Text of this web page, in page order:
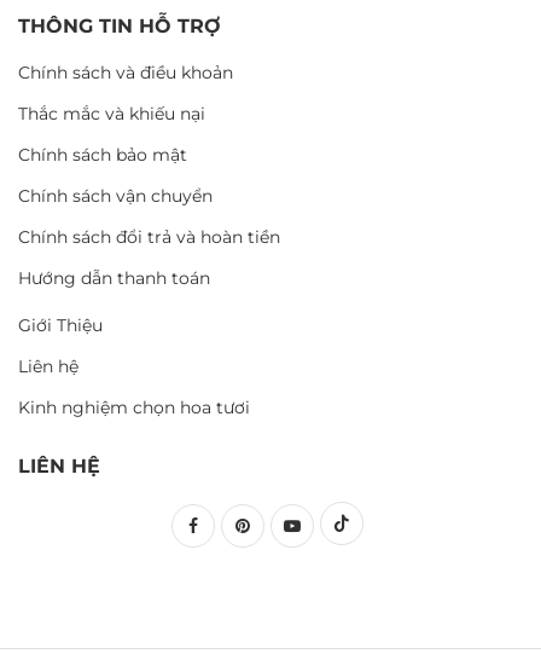
THÔNG TIN HỖ TRỢ
Chính sách và điều khoản
Thắc mắc và khiếu nại
Chính sách bảo mật
Chính sách vận chuyển
Chính sách đổi trả và hoàn tiền
Hướng dẫn thanh toán
Giới Thiệu
Liên hệ
Kinh nghiệm chọn hoa tươi
LIÊN HỆ